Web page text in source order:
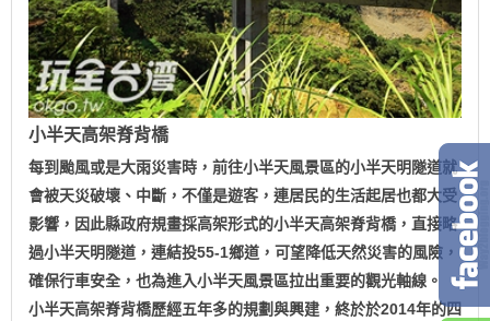
小半天高架脊背橋
每到颱風或是大雨災害時，前往小半天風景區的小半天明隧道就
會被天災破壞、中斷，不僅是遊客，連居民的生活起居也都大受
影響，因此縣政府規畫採高架形式的小半天高架脊背橋，直接略
過小半天明隧道，連結投55-1鄉道，可望降低天然災害的風險，
確保行車安全，也為進入小半天風景區拉出重要的觀光軸線。
小半天高架脊背橋歷經五年多的規劃與興建，終於於2014年的四